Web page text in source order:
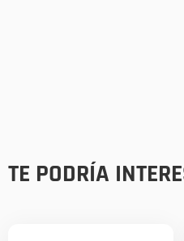
TE PODRÍA